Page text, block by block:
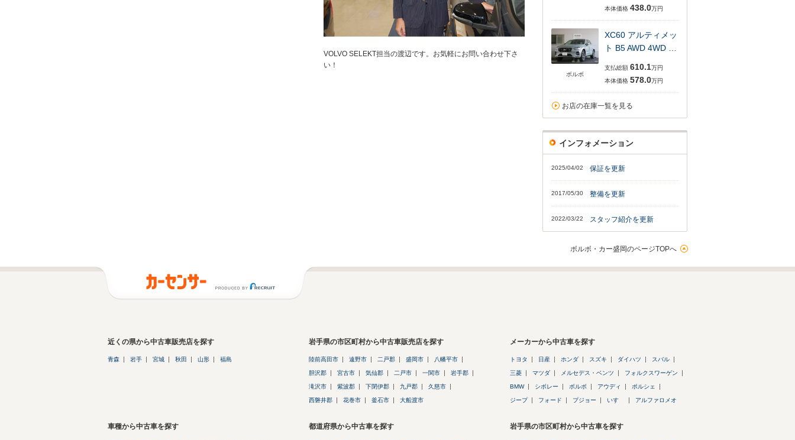
VOLVO SELEKT担当の渡辺です。お気軽にお問い合わせ下さ
い！
本体価格 438.0万円
ボルボ
XC60 アルティメッ
ト B5 AWD 4WD …
支払総額 610.1万円
本体価格 578.0万円
お店の在庫一覧を見る
インフォメーション
2025/04/02 保証を更新
2017/05/30 整備を更新
2022/03/22 スタッフ紹介を更新
ボルボ・カー盛岡のページTOPへ
近くの県から中古車販売店を探す
青森 岩手 宮城 秋田 山形 福島
岩手県の市区町村から中古車販売店を探す
陸前高田市 遠野市 二戸郡 盛岡市 八幡平市
胆沢郡 宮古市 気仙郡 二戸市 一関市 岩手郡
滝沢市 紫波郡 下閉伊郡 九戸郡 久慈市
西磐井郡 花巻市 釜石市 大船渡市
メーカーから中古車を探す
トヨタ 日産 ホンダ スズキ ダイハツ スバル
三菱 マツダ メルセデス・ベンツ フォルクスワーゲン
BMW シボレー ボルボ アウディ ポルシェ
ジープ フォード プジョー いすゞ アルファロメオ
車種から中古車を探す 都道府県から中古車を探す 岩手県の市区町村から中古車を探す